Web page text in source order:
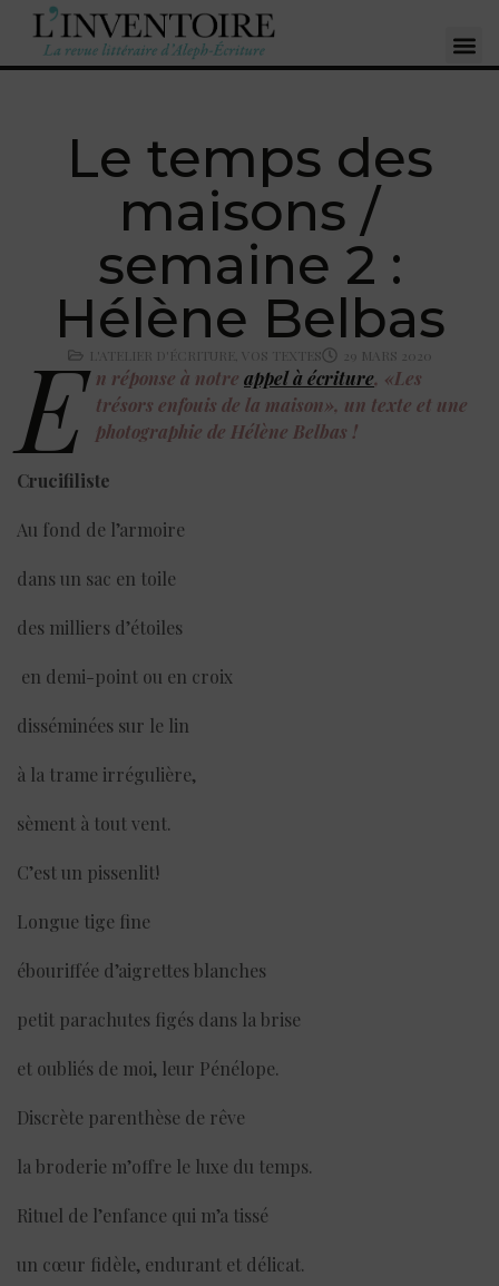
Le temps des
maisons /
semaine 2 :
Hélène Belbas
L'ATELIER D'ÉCRITURE VOS TEXTES 29 MARS 2020
E n réponse à notre appel à écriture, «Les
trésors enfouis de la maison», un texte et une
photographie de Hélène Belbas !
Crucifiliste
Au fond de l’armoire
dans un sac en toile
des milliers d’étoiles
en demi-point ou en croix
disséminées sur le lin
à la trame irrégulière,
sèment à tout vent.
C’est un pissenlit!
Longue tige fine
ébouriffée d’aigrettes blanches
petit parachutes figés dans la brise
et oubliés de moi, leur Pénélope.
Discrète parenthèse de rêve
la broderie m’offre le luxe du temps.
Rituel de l’enfance qui m’a tissé
un cœur fidèle, endurant et délicat.